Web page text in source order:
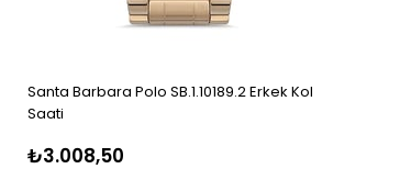
Santa Barbara Polo SB.1.10189.2 Erkek Kol
Saati
₺3.008,50